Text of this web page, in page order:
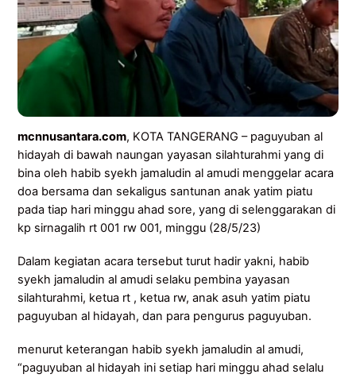
mcnnusantara.com, KOTA TANGERANG – paguyuban al
hidayah di bawah naungan yayasan silahturahmi yang di
bina oleh habib syekh jamaludin al amudi menggelar acara
doa bersama dan sekaligus santunan anak yatim piatu
pada tiap hari minggu ahad sore, yang di selenggarakan di
kp sirnagalih rt 001 rw 001, minggu (28/5/23)
Dalam kegiatan acara tersebut turut hadir yakni, habib
syekh jamaludin al amudi selaku pembina yayasan
silahturahmi, ketua rt , ketua rw, anak asuh yatim piatu
paguyuban al hidayah, dan para pengurus paguyuban.
menurut keterangan habib syekh jamaludin al amudi,
“paguyuban al hidayah ini setiap hari minggu ahad selalu